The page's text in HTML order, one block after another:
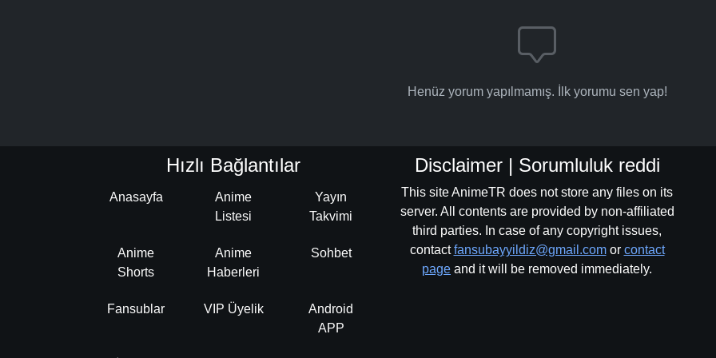
Henüz yorum yapılmamış. İlk yorumu sen yap!
Hızlı Bağlantılar
Anasayfa
Anime
Listesi
Yayın
Takvimi
Anime
Shorts
Anime
Haberleri
Sohbet
Fansublar VIP Üyelik
Android
APP
Disclaimer | Sorumluluk reddi
This site AnimeTR does not store any files on its
server. All contents are provided by non-affiliated
third parties. In case of any copyright issues,
contactfansubayyildiz@gmail.comor contact
page and it will be removed immediately.